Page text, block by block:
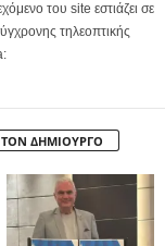
του site εστιάζει σε
τηλεοπτικής
ΔΗΜΙΟΥΡΓΟ